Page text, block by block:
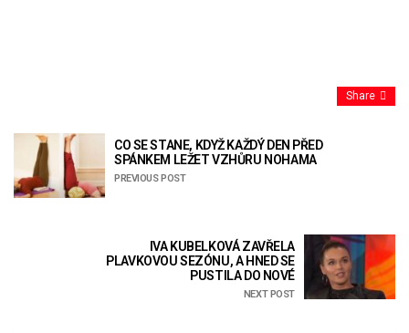
Share
CO SE STANE, KDYŽ KAŽDÝ DEN PŘED
SPÁNKEM LEŽET VZHŮRU NOHAMA
PREVIOUS POST
IVA KUBELKOVÁ ZAVŘELA
PLAVKOVOU SEZÓNU, A HNED SE
PUSTILA DO NOVÉ
NEXT POST